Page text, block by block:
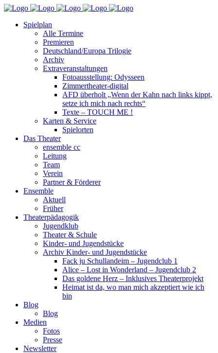
Spielplan
Alle Termine
Premieren
Deutschland/Europa Trilogie
Archiv
Extraveranstaltungen
Fotoausstellung: Odysseen
Zimmertheater-digital
AFD überholt „Wenn der Kahn nach links kippt,
setze ich mich nach rechts“
Texte – TOUCH ME !
Karten & Service
Spielorten
Das Theater
ensemble cc
Leitung
Team
Verein
Partner & Förderer
Ensemble
Aktuell
Früher
Theaterpädagogik
Jugendklub
Theater & Schule
Kinder- und Jugendstücke
Archiv Kinder- und Jugendstücke
Fack ju Schullandeim – Jugendclub 1
Alice – Lost in Wonderland – Jugendclub 2
Das goldene Herz – Inklusives Theaterprojekt
Heimat ist da, wo man mich akzeptiert wie ich
bin
Blog
Blog
Medien
Fotos
Presse
Newsletter